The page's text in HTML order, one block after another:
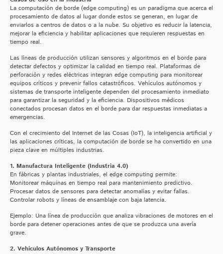
La computación de borde (edge computing) es un paradigma que acerca el
procesamiento de datos al lugar donde estos se generan, en lugar de
enviarlos a centros de datos o a la nube. Su objetivo es reducir la latencia,
mejorar la eficiencia y habilitar aplicaciones que requieren respuestas en
tiempo real.
Las líneas de producción utilizan sensores y algoritmos en el borde para
detectar defectos y optimizar la calidad en tiempo real. Plataformas de
perforación y redes eléctricas integran edge computing para monitorear
equipos críticos y prevenir fallos catastróficos. Vehículos autónomos y
sistemas de transporte inteligente dependen del procesamiento inmediato
para garantizar la seguridad y la eficiencia. Dispositivos médicos
conectados procesan datos en el borde para dar respuestas inmediatas a
emergencias.
Con el crecimiento del Internet de las Cosas (IoT), la inteligencia artificial y
las aplicaciones críticas, la computación de borde se ha convertido en una
pieza clave en múltiples industrias.
1. Manufactura Inteligente (Industria 4.0)
En fábricas y plantas industriales, el edge computing permite:
Monitorear máquinas en tiempo real para mantenimiento predictivo.
Procesar datos de sensores para detectar anomalías y evitar fallas.
Controlar robots y líneas de ensamblaje con baja latencia.
Ejemplo: Una línea de producción que analiza vibraciones de motores en el
borde para detener operaciones antes de que se produzca una avería
grave.
2. Vehículos Autónomos y Transporte